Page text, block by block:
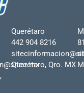
Querétaro
442 904 8216
Querétaro, Qro. MX